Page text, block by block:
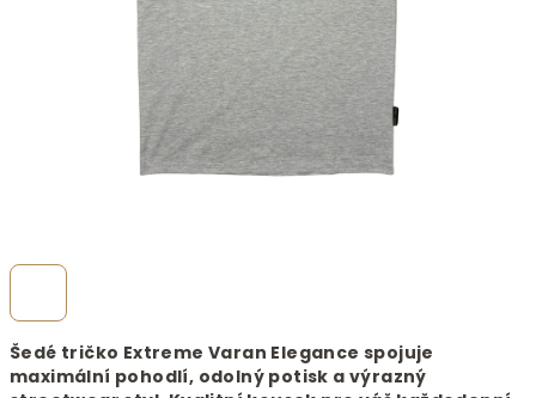
Šedé tričko Extreme Varan Elegance spojuje
maximální pohodlí, odolný potisk a výrazný